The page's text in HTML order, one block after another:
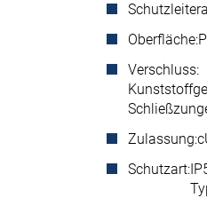
Oberfläche:
Verschluss:
Zulassung:
Schutzart: